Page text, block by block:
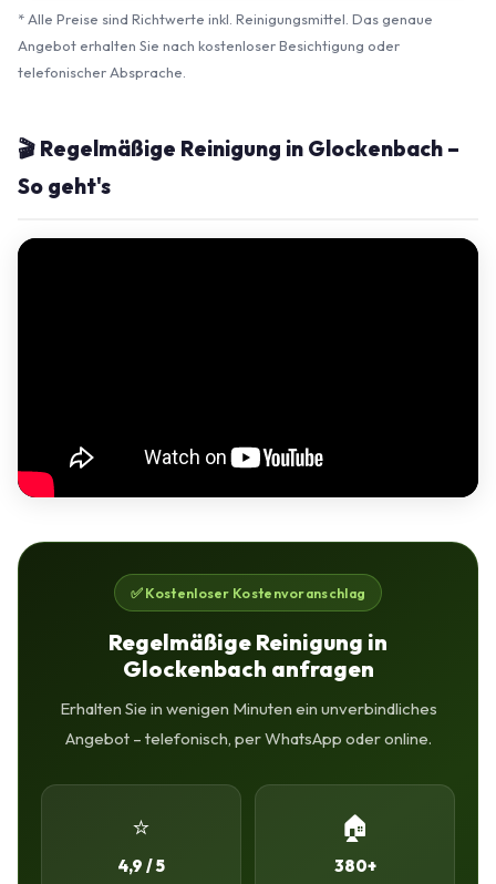
* Alle Preise sind Richtwerte inkl. Reinigungsmittel. Das genaue
Angebot erhalten Sie nach kostenloser Besichtigung oder
telefonischer Absprache.
🎬 Regelmäßige Reinigung in Glockenbach –
So geht's
✅ Kostenloser Kostenvoranschlag
Regelmäßige Reinigung in
Glockenbach anfragen
Erhalten Sie in wenigen Minuten ein unverbindliches
Angebot – telefonisch, per WhatsApp oder online.
⭐
4,9 / 5
🏠
380+